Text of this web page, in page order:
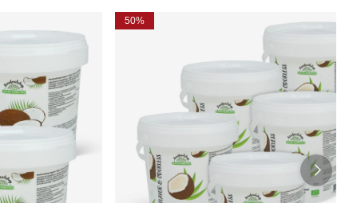
50%